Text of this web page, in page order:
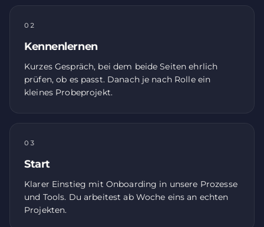
02
Kennenlernen
Kurzes Gespräch, bei dem beide Seiten ehrlich
prüfen, ob es passt. Danach je nach Rolle ein
kleines Probeprojekt.
03
Start
Klarer Einstieg mit Onboarding in unsere Prozesse
und Tools. Du arbeitest ab Woche eins an echten
Projekten.